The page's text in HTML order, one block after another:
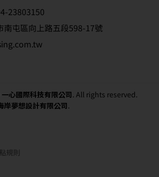
23803150
南屯區向上路五段598-17號
一心國際科技有限公司. All rights reserved.
岸夢想設計有限公司.
規則